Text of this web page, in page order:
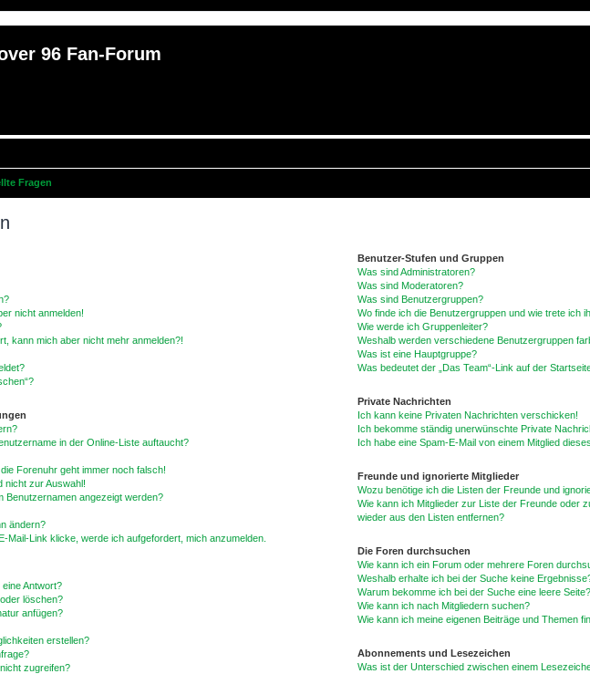
96 Fan-Forum
Fragen
nicht anmelden!
kann mich aber nicht mehr anmelden?!
in der Online-Liste auftaucht?
Forenuhr geht immer noch falsch!
nicht zur Auswahl!
Benutzernamen angezeigt werden?
ändern?
Mail-Link klicke, werde ich aufgefordert, mich anzumelden.
Antwort?
löschen?
anfügen?
erstellen?
zugreifen?
Benutzer-Stufen und Gruppen
Was sind Administratoren?
Was sind Moderatoren?
Was sind Benutzergruppen?
Wo finde ich die Benutzergruppen und wie trete ich
Wie werde ich Gruppenleiter?
Weshalb werden verschiedene Benutzergruppen
Was ist eine Hauptgruppe?
Was bedeutet der „Das Team“-Link auf der
Private Nachrichten
Ich kann keine Privaten Nachrichten verschicken!
Ich bekomme ständig unerwünschte Private
Ich habe eine Spam-E-Mail von einem Mitglied
Freunde und ignorierte Mitglieder
Wozu benötige ich die Listen der Freunde und
Wie kann ich Mitglieder zur Liste der Freunde oder
wieder aus den Listen entfernen?
Die Foren durchsuchen
Wie kann ich ein Forum oder mehrere Foren
Weshalb erhalte ich bei der Suche keine
Warum bekomme ich bei der Suche eine leere Seite?
Wie kann ich nach Mitgliedern suchen?
Wie kann ich meine eigenen Beiträge und Themen
Abonnements und Lesezeichen
Was ist der Unterschied zwischen einem